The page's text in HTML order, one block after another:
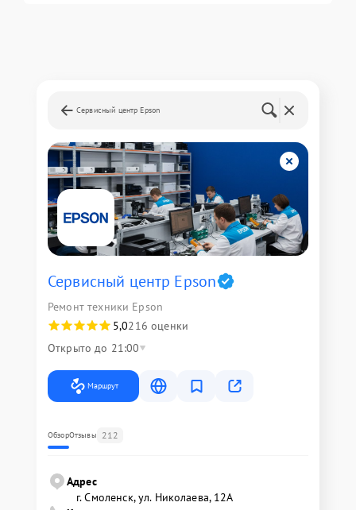
Сервисный центр Epson
Сервисный центр Epson
Ремонт техники Epson
5,0216 оценки
Открыто до 21:00
Маршрут
ОбзорОтзывы 212
Адрес
г. Смоленск, ул. Николаева, 12А